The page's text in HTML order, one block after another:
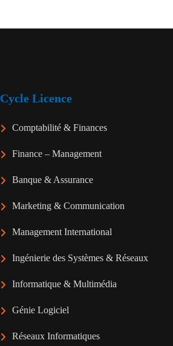
Cycle Licence
Comptabilité & Finances
Finance – Management
Banque & Assurance
Marketing & Communication
Management International
Ingénierie des Systèmes & Réseaux
Informatique & Multimédia
Génie Logiciel
Réseaux Informatiques